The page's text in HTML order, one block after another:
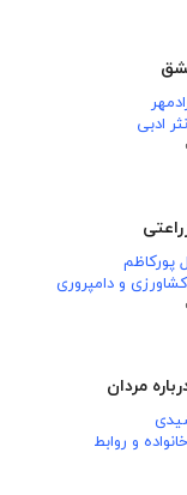
ادبی
پورکاظم
و دامپروری
مردان
و روابط